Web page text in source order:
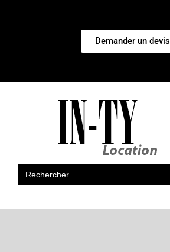
Demander un devis
Search
for: